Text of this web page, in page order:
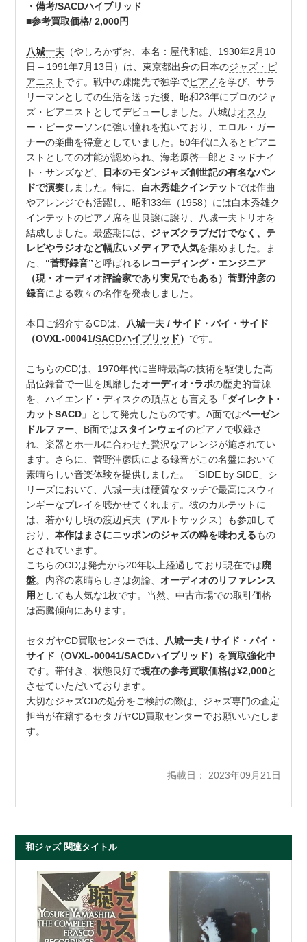
・備考/SACDハイブリッド
■参考買取価格/ 2,000円
八城一夫 （やしろかずお、本名：屋代和雄、1930年2月10
日 – 1991年7月13日）は、東京都出身の日本のジャズ・ピ
アニスト です。戦中の疎開先で独学でピアノ を学び、サラ
リーマンとしての生活を送った後、昭和23年にプロのジャ
ズ・ピアニストとしてデビューしました。八城はオスカ
ー・ピーターソンに強い憧れを抱いており、エロル・ガー
ナーの楽曲を得意としていました。50年代に入るとピアニ
ストとしての才能が認められ、海老原啓一郎とミッドナイ
ト・サンズなど、
日本のモダンジャズ創世記の有名なバン
ドで演奏しました。特に、 白木秀雄クインテットでは作曲
やアレンジでも活躍し、昭和33年（1958）には白木秀雄ク
インテットのピアノ席を世良譲に譲り、八城一夫トリオを
結成しました。最盛期には、 ジャズクラブだけでなく、テ
レビやラジオなど幅広いメディアで人気を集めました。ま
た、 “菅野録音”と呼ばれる レコーディング・エンジニア
（現・オーディオ評論家であり実兄でもある）菅野沖彦の
録音による数々の名作を発表しました。
本日ご紹介するCDは、 八城一夫 / サイド・バイ・サイド
（OVXL-00041/SACDハイブリッド） です。
こちらのCDは、1970年代に当時最高の技術を駆使した高
品位録音で一世を風靡したオーディオ･ラボの歴史的音源
を、ハイエンド・ディスクの頂点とも言える「ダイレクト･
カットSACD 」として発売したものです。A面ではベーゼン
ドルファー、B面ではスタインウェイのピアノで収録さ
れ、楽器とホールに合わせた贅沢なアレンジが施されてい
ます。さらに、菅野沖彦氏による録音がこの名盤において
素晴らしい音楽体験を提供しました。「SIDE by SIDE」シ
リーズにおいて、八城一夫は硬質なタッチで最高にスウィ
ンギーなプレイを聴かせてくれます。彼のカルテットに
は、若かりし頃の渡辺貞夫（アルトサックス）も参加して
おり、本作はまさにニッポンのジャズの粋を味わえるもの
とされています。
こちらのCDは発売から20年以上経過しており現在では廃
盤。内容の素晴らしさは勿論、オーディオのリファレンス
用 としても人気な1枚です。当然、中古市場での取引価格
は高騰傾向にあります。
セタガヤCD買取センターでは、 八城一夫 / サイド・バイ・
サイド（OVXL-00041/SACDハイブリッド）を買取強化中
です。帯付き、状態良好で現在の参考買取価格は¥2,000と
させていただいております。
大切なジャズCDの処分をご検討の際は、ジャズ専門の査定
担当が在籍するセタガヤCD買取センターでお願いいたしま
す。
掲載日： 2023年09月21日
和ジャズ 関連タイトル